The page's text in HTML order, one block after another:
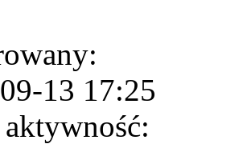
13 17:25